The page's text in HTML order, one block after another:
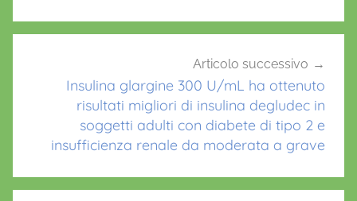
Articolo successivo
Insulina glargine 300 U/mL ha ottenuto
risultati migliori di insulina degludec in
soggetti adulti con diabete di tipo 2 e
insufficienza renale da moderata a grave